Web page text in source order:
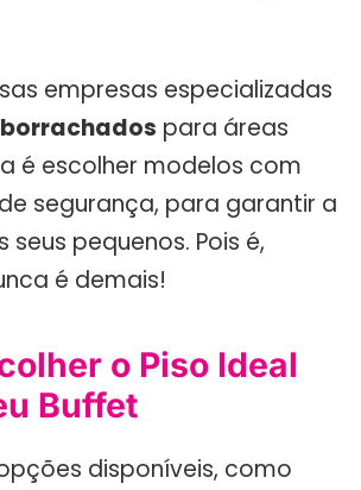
empresas especializadas
para áreas
é escolher modelos com
segurança, para garantir a
pequenos. Pois é,
é demais!
o Piso Ideal
Buffet
disponíveis, como